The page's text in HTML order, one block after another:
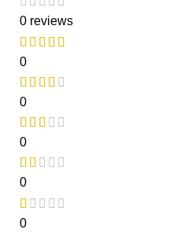
0 reviews
0
0
0
0
0